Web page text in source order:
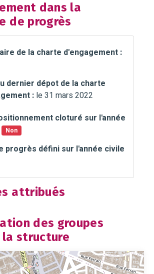
dans la
de progrès
de la charte d'engagement :
dernier dépot de la charte
: le 31 mars 2022
cloturé sur l'année
Non
progrès défini sur l'année civile
attribués
des groupes
structure